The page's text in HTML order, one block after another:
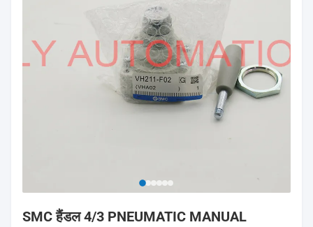
SMC हैंडल 4/3 PNEUMATIC MANUAL